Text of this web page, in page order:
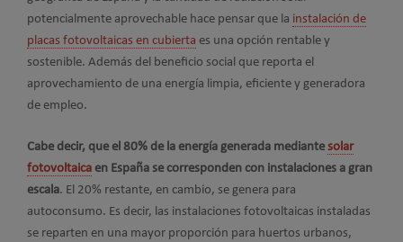
potencialmente aprovechable hace pensar que la instalación de
placas fotovoltaicas en cubierta es una opción rentable y
sostenible. Además del beneficio social que reporta el
aprovechamiento de una energía limpia, eficiente y generadora
de empleo.
Cabe decir, que el 80% de la energía generada mediantesolar
fotovoltaica en España se corresponden con instalaciones a gran
escala. El 20% restante, en cambio, se genera para
autoconsumo. Es decir, las instalaciones fotovoltaicas instaladas
se reparten en una mayor proporción para huertos urbanos,